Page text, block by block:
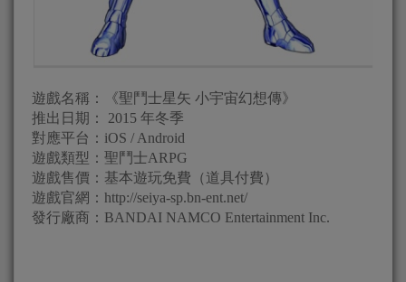
遊戲名稱：《聖鬥士星矢 小宇宙幻想傳》
推出日期： 2015 年冬季
對應平台：iOS / Android
遊戲類型：聖鬥士ARPG
遊戲售價：基本遊玩免費（道具付費）
遊戲官網：http://seiya-sp.bn-ent.net/
發行廠商：BANDAI NAMCO Entertainment Inc.